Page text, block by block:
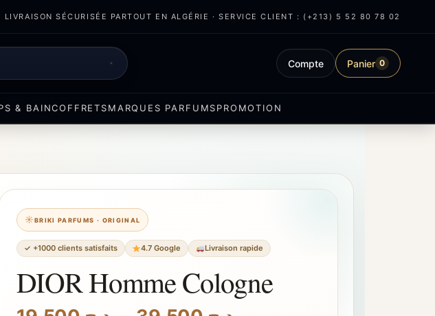
LIVRAISON SÉCURISÉE PARTOUT EN ALGÉRIE · SERVICE CLIENT : (+213) 5 52 80 78 02
Compte Panier 0
& BAINCOFFRETSMARQUES PARFUMSPROMOTION
BRIKI PARFUMS · ORIGINAL
✓ +1000 clients satisfaits 4.7 Google Livraison rapide
DIOR Homme Cologne